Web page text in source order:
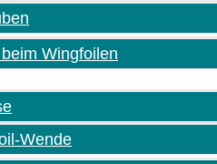
Wingfoilen
Wende